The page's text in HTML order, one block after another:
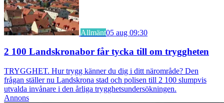
Allmänt05 aug 09:30
2 100 Landskronabor får tycka till om tryggheten
TRYGGHET. Hur trygg känner du dig i ditt närområde? Den
frågan ställer nu Landskrona stad och polisen till 2 100 slumpvis
utvalda invånare i den årliga trygghetsundersökningen.
Annons